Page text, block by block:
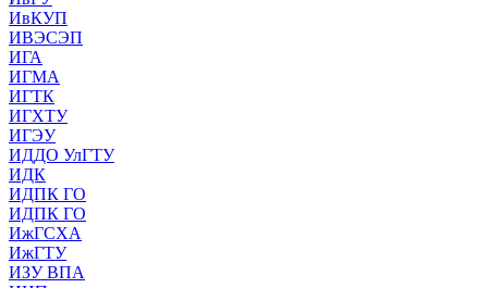
ИвКУП
ИВЭСЭП
ИГА
ИГМА
ИГТК
ИГХТУ
ИГЭУ
ИДДО УлГТУ
ИДК
ИДПК ГО
ИДПК ГО
ИжГСХА
ИжГТУ
ИЗУ ВПА